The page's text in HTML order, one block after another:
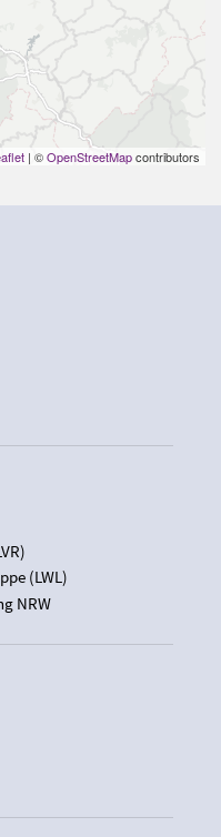
| ©OpenStreetMapcontributors
(LWL)
NRW